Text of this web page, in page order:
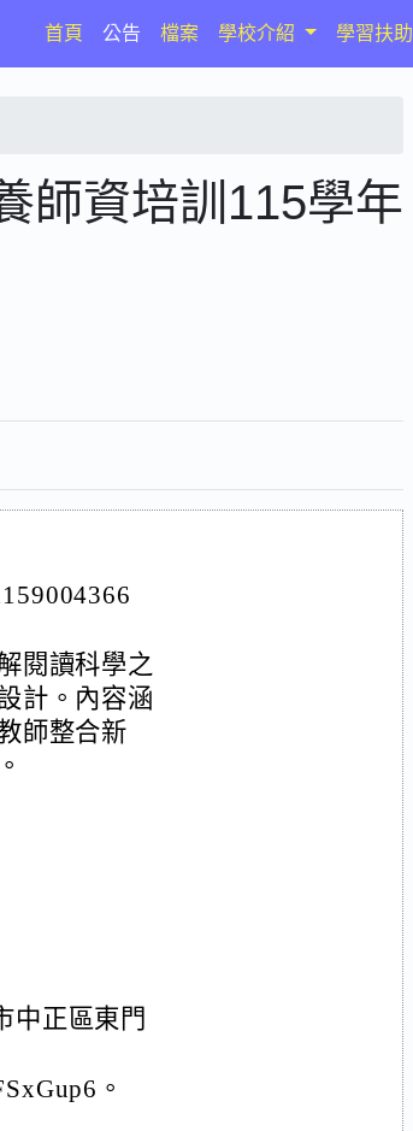
首頁(current)
公告 檔案 學校介紹 學習扶助
師資培訓115學年
閱讀科學之
計。內容涵
師整合新
中正區東門
。